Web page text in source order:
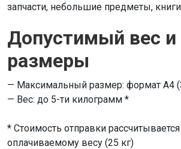
запчасти, небольшие предметы,
Допустимый вес и
размеры
— Максимальный размер: формат А4
— Вес: до 5-ти килограмм *
* Стоимость отправки
оплачиваемому весу (25 кг)